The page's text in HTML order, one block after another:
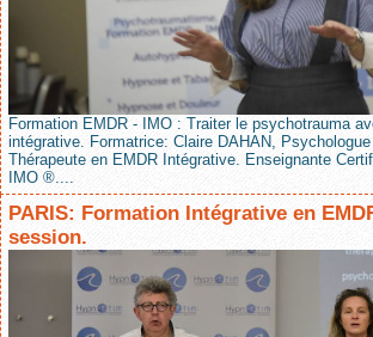
Formation EMDR - IMO : Traiter le psychotrauma
intégrative. Formatrice: Claire DAHAN, Psychologue
Thérapeute en EMDR Intégrative. Enseignante
IMO ®....
PARIS: Formation Intégrative en
session.